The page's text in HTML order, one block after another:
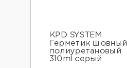
KPD SYSTEM
Герметик шовный
полиуретановый
310ml серый